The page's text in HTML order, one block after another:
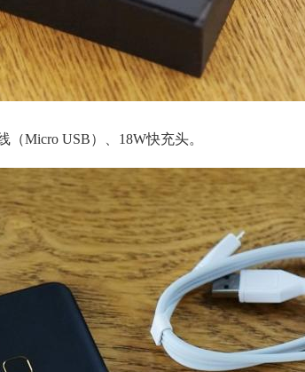
Micro USB）、18W快充头。